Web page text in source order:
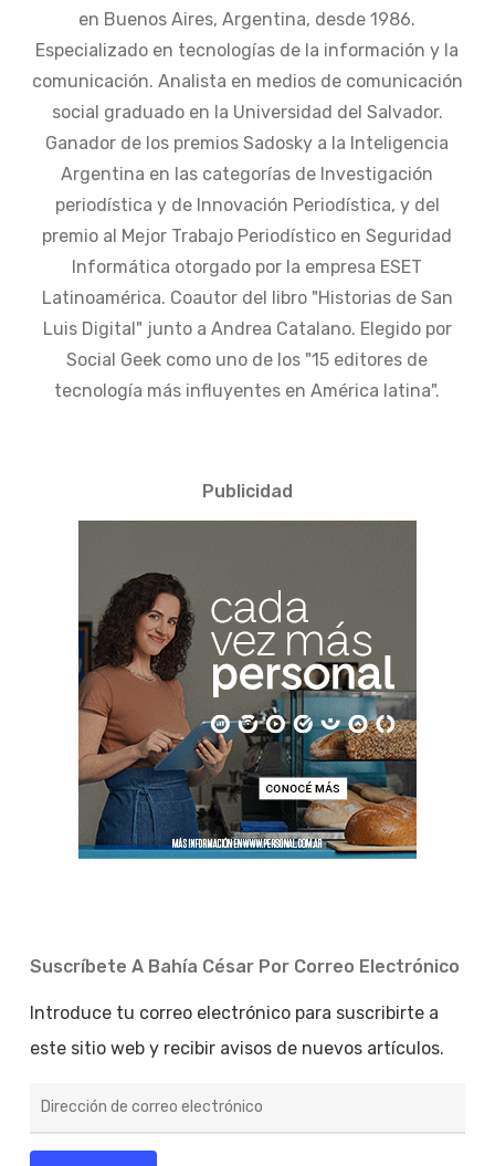
en Buenos Aires, Argentina, desde 1986.
Especializado en tecnologías de la información y la
comunicación. Analista en medios de comunicación
social graduado en la Universidad del Salvador.
Ganador de los premios Sadosky a la Inteligencia
Argentina en las categorías de Investigación
periodística y de Innovación Periodística, y del
premio al Mejor Trabajo Periodístico en Seguridad
Informática otorgado por la empresa ESET
Latinoamérica. Coautor del libro "Historias de San
Luis Digital" junto a Andrea Catalano. Elegido por
Social Geek como uno de los "15 editores de
tecnología más influyentes en América latina".
Publicidad
Suscríbete A Bahía César Por Correo Electrónico
Introduce tu correo electrónico para suscribirte a
este sitio web y recibir avisos de nuevos artículos.
de